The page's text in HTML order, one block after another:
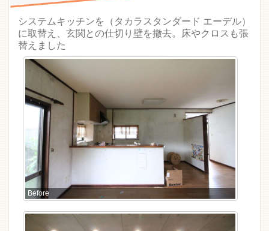
システムキッチンを（タカラスタンダード エーデル）
に取替え、玄関との仕切り壁を撤去。床やクロスも張
替えました
Before